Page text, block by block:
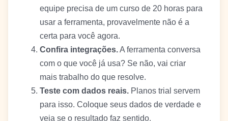
equipe precisa de um curso de 20 horas para
usar a ferramenta, provavelmente não é a
certa para você agora.
Confira integrações.A ferramenta conversa
com o que você já usa? Se não, vai criar
mais trabalho do que resolve.
Teste com dados reais. Planos trial servem
para isso. Coloque seus dados de verdade e
veja se o resultado faz sentido.